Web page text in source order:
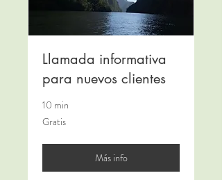
Llamada informativa
para nuevos clientes
10 min
Gratis
Gratis
Más info